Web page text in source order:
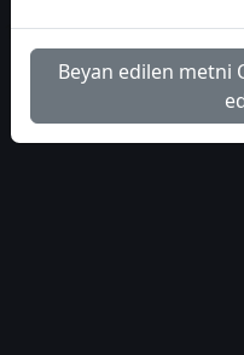
1
Beyan edilen metni